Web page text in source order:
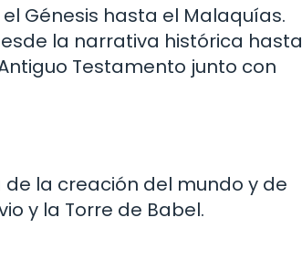
Génesis hasta el Malaquías.
la narrativa histórica hasta
Testamento junto con
de la creación del mundo y de
y la Torre de Babel.